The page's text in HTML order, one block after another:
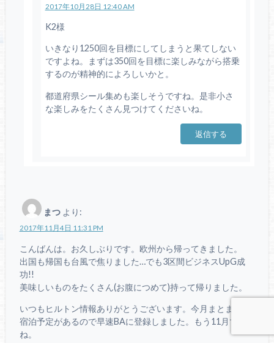
2017年10月28日 12:40 AM
K2様
いきなり1250回を目標にしてしまうと果てしない
ですよね。まずは350回を目標に楽しみながら搭乗
するのが精神的によろしいかと。
都道府県シール集めも楽しそうですね。是非小さ
な楽しみをたくさん見つけてくださいね。
返信する
まつ より:
2017年11月4日 11:31 PM
こんばんは。お久しぶりです。欧州から帰ってきました。
出国も帰国も台風で焦りました…でも3区間ビジネスUpG成
功!!
美味しいものをたくさん(お腹につめて)持って帰りました。
いつもヒルトン情報ありがとうございます。今月まとまった
宿泊予定があるので早速BAに登録しました。もう11月です
ね。